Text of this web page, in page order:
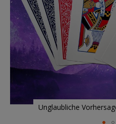
Unglaubliche